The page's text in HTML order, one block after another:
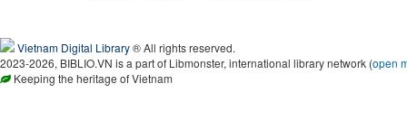
Vietnam Digital Library® All rights reserved.
2023-2026, BIBLIO.VN is a part of Libmonster, international library network (open
Keeping the heritage of Vietnam